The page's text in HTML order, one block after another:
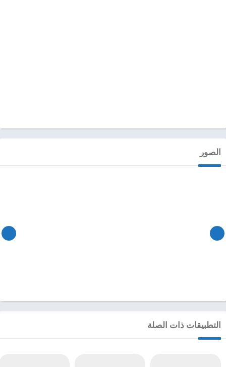
الصور
التطبيقات ذات الصلة